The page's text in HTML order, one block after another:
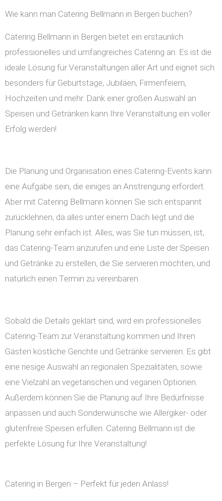
Wie kann man Catering Bellmann in Bergen buchen?
Catering Bellmann in Bergen bietet ein erstaunlich
professionelles und umfangreiches Catering an. Es ist die
ideale Lösung für Veranstaltungen aller Art und eignet sich
besonders für Geburtstage, Jubiläen, Firmenfeiern,
Hochzeiten und mehr. Dank einer großen Auswahl an
Speisen und Getränken kann Ihre Veranstaltung ein voller
Erfolg werden!
Die Planung und Organisation eines Catering-Events kann
eine Aufgabe sein, die einiges an Anstrengung erfordert.
Aber mit Catering Bellmann können Sie sich entspannt
zurücklehnen, da alles unter einem Dach liegt und die
Planung sehr einfach ist. Alles, was Sie tun müssen, ist,
das Catering-Team anzurufen und eine Liste der Speisen
und Getränke zu erstellen, die Sie servieren möchten, und
natürlich einen Termin zu vereinbaren.
Sobald die Details geklärt sind, wird ein professionelles
Catering-Team zur Veranstaltung kommen und Ihren
Gästen köstliche Gerichte und Getränke servieren. Es gibt
eine riesige Auswahl an regionalen Spezialitäten, sowie
eine Vielzahl an vegetarischen und veganen Optionen.
Außerdem können Sie die Planung auf Ihre Bedürfnisse
anpassen und auch Sonderwünsche wie Allergiker- oder
glutenfreie Speisen erfüllen. Catering Bellmann ist die
perfekte Lösung für Ihre Veranstaltung!
Catering in Bergen – Perfekt für jeden Anlass!